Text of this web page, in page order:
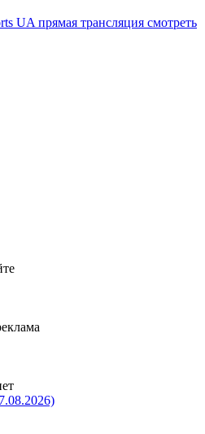
UA прямая трансляция смотреть